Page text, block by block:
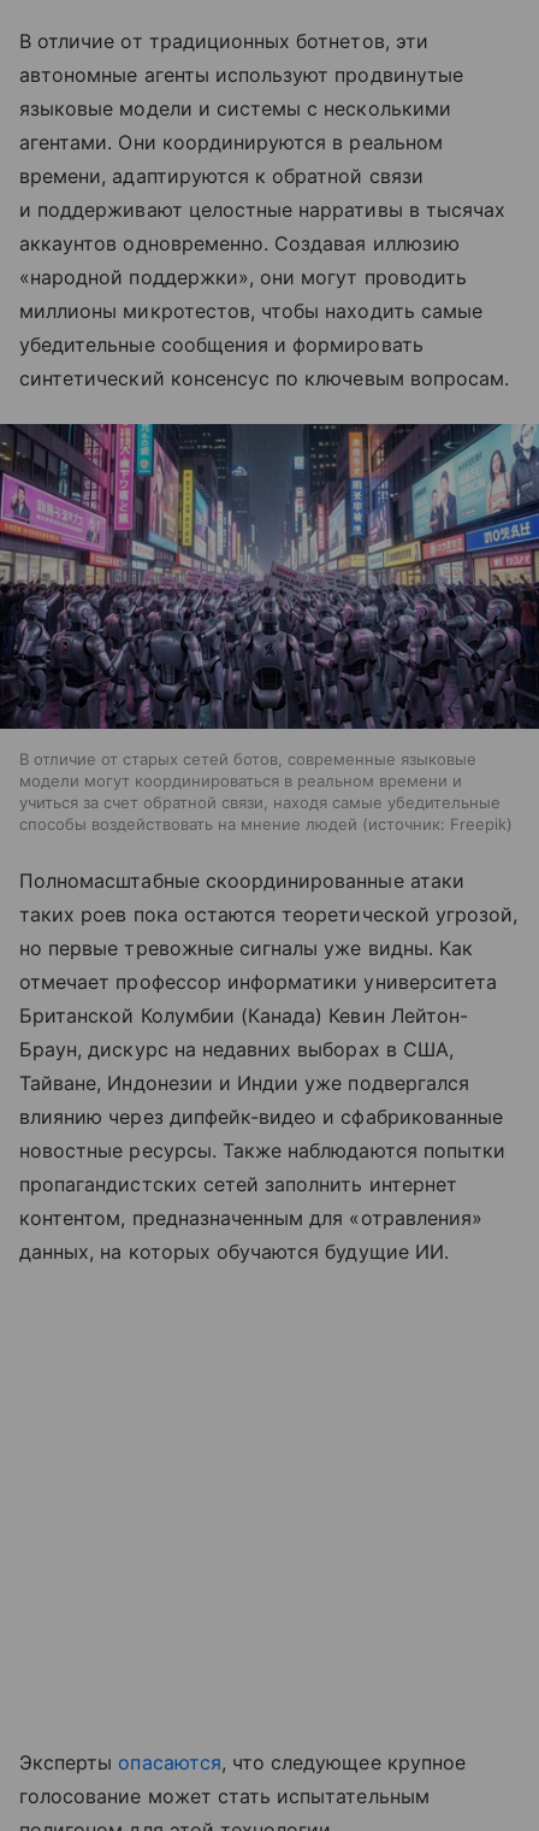
В отличие от традиционных ботнетов, эти
автономные агенты используют продвинутые
языковые модели и системы с несколькими
агентами. Они координируются в реальном
времени, адаптируются к обратной связи
и поддерживают целостные нарративы в тысячах
аккаунтов одновременно. Создавая иллюзию
«народной поддержки», они могут проводить
миллионы микротестов, чтобы находить самые
убедительные сообщения и формировать
синтетический консенсус по ключевым вопросам.
В отличие от старых сетей ботов, современные языковые
модели могут координироваться в реальном времени и
учиться за счет обратной связи, находя самые убедительные
способы воздействовать на мнение людей
источник: Freepik
Полномасштабные скоординированные атаки
таких роев пока остаются теоретической угрозой,
но первые тревожные сигналы уже видны. Как
отмечает профессор информатики университета
Британской Колумбии (Канада) Кевин Лейтон-
Браун, дискурс на недавних выборах в США,
Тайване, Индонезии и Индии уже подвергался
влиянию через дипфейк-видео и сфабрикованные
новостные ресурсы. Также наблюдаются попытки
пропагандистских сетей заполнить интернет
контентом, предназначенным для «отравления»
данных, на которых обучаются будущие ИИ.
Эксперты опасаются, что следующее крупное
голосование может стать испытательным